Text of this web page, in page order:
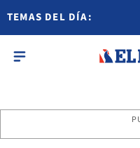
TEMAS DEL DÍA: